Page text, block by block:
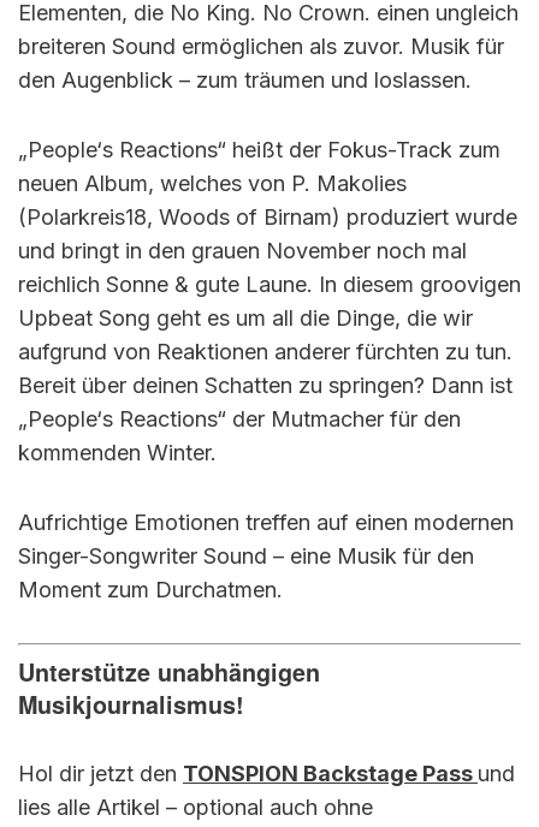
Elementen, die No King. No Crown. einen ungleich
breiteren Sound ermöglichen als zuvor. Musik für
den Augenblick – zum träumen und loslassen.
„People‘s Reactions“ heißt der Fokus-Track zum
neuen Album, welches von P. Makolies
(Polarkreis18, Woods of Birnam) produziert wurde
und bringt in den grauen November noch mal
reichlich Sonne & gute Laune. In diesem groovigen
Upbeat Song geht es um all die Dinge, die wir
aufgrund von Reaktionen anderer fürchten zu tun.
Bereit über deinen Schatten zu springen? Dann ist
„People‘s Reactions“ der Mutmacher für den
kommenden Winter.
Aufrichtige Emotionen treffen auf einen modernen
Singer-Songwriter Sound – eine Musik für den
Moment zum Durchatmen.
Unterstütze unabhängigen
Musikjournalismus!
Hol dir jetzt den TONSPION Backstage Pass und
lies alle Artikel – optional auch ohne